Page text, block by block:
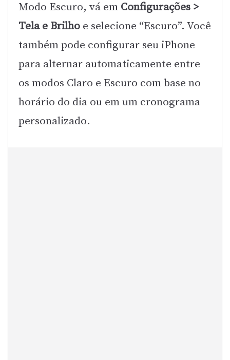
Modo Escuro, vá em Configurações >
Tela e Brilho e selecione “Escuro”. Você
também pode configurar seu iPhone
para alternar automaticamente entre
os modos Claro e Escuro com base no
horário do dia ou em um cronograma
personalizado.